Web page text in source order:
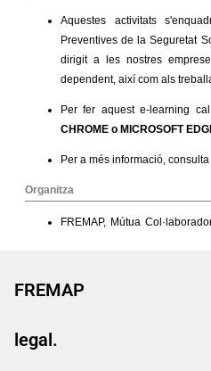
FREMAP
legal.